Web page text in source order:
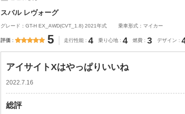
スバル レヴォーグ
グレード：GT-H EX_AWD(CVT_1.8) 2021年式 乗車形式：マイカー
評価 5 走行性能 4 乗り心地 4 燃費 3 デザイン
アイサイトXはやっぱりいいね
2022.7.16
総評